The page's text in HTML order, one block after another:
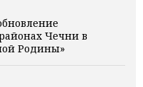
Чечни в
Родины»